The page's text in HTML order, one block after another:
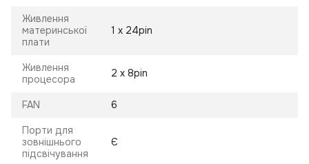
Живлення
материнської
плати
1 х 24pin
Живлення
процесора
2 х 8pin
FAN 6
Порти для
зовнішнього
підсвічування
Є